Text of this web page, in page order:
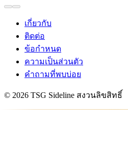
เกี่ยวกับ
ติดต่อ
ข้อกำหนด
ความเป็นส่วนตัว
คำถามที่พบบ่อย
© 2026 TSG Sideline สงวนลิขสิทธิ์